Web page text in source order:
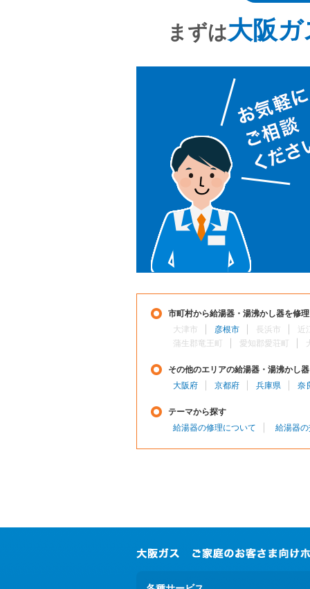
まずは大阪
市町村から給湯器・湯沸かし器を修
大津市
彦根市 長浜市
近
蒲生郡竜王町
愛知郡愛荘町
その他のエリアの給湯器・湯沸かし
大阪府
京都府 兵庫県 奈
テーマから探す
給湯器の修理について
給湯器